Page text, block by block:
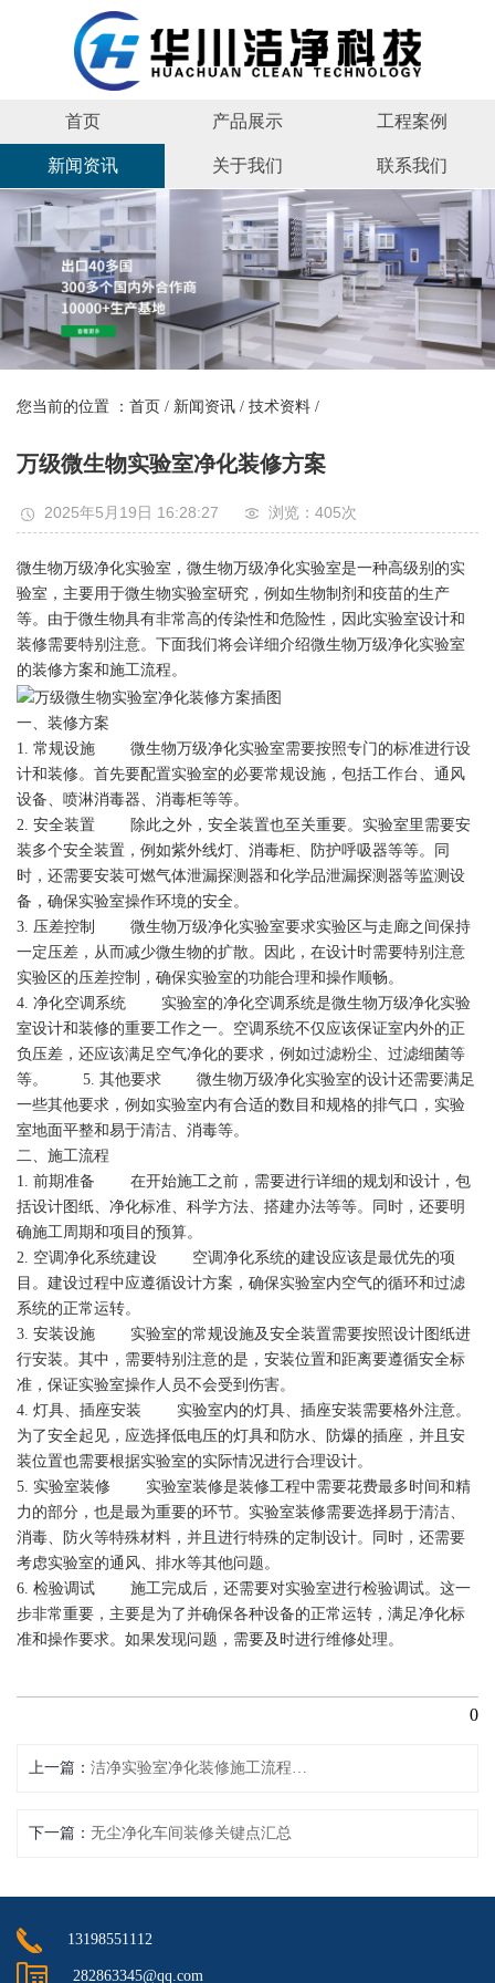
首页 产品展示 工程案例
新闻资讯 关于我们 联系我们
您当前的位置 ： 首页 / 新闻资讯 / 技术资料 /
万级微生物实验室净化装修方案
2025年5月19日 16:28:27 浏览：405次
微生物万级净化实验室，微生物万级净化实验室是一种高级别的实
验室，主要用于微生物实验室研究，例如生物制剂和疫苗的生产
等。由于微生物具有非常高的传染性和危险性，因此实验室设计和
装修需要特别注意。下面我们将会详细介绍微生物万级净化实验室
的装修方案和施工流程。
一、装修方案
1. 常规设施 微生物万级净化实验室需要按照专门的标准进行设
计和装修。首先要配置实验室的必要常规设施，包括工作台、通风
设备、喷淋消毒器、消毒柜等等。
2. 安全装置 除此之外，安全装置也至关重要。实验室里需要安
装多个安全装置，例如紫外线灯、消毒柜、防护呼吸器等等。同
时，还需要安装可燃气体泄漏探测器和化学品泄漏探测器等监测设
备，确保实验室操作环境的安全。
3. 压差控制 微生物万级净化实验室要求实验区与走廊之间保持
一定压差，从而减少微生物的扩散。因此，在设计时需要特别注意
实验区的压差控制，确保实验室的功能合理和操作顺畅。
4. 净化空调系统 实验室的净化空调系统是微生物万级净化实验
室设计和装修的重要工作之一。空调系统不仅应该保证室内外的正
负压差，还应该满足空气净化的要求，例如过滤粉尘、过滤细菌等
等。 5. 其他要求 微生物万级净化实验室的设计还需要满足
一些其他要求，例如实验室内有合适的数目和规格的排气口，实验
室地面平整和易于清洁、消毒等。
二、施工流程
1. 前期准备 在开始施工之前，需要进行详细的规划和设计，包
括设计图纸、净化标准、科学方法、搭建办法等等。同时，还要明
确施工周期和项目的预算。
2. 空调净化系统建设 空调净化系统的建设应该是最优先的项
目。建设过程中应遵循设计方案，确保实验室内空气的循环和过滤
系统的正常运转。
3. 安装设施 实验室的常规设施及安全装置需要按照设计图纸进
行安装。其中，需要特别注意的是，安装位置和距离要遵循安全标
准，保证实验室操作人员不会受到伤害。
4. 灯具、插座安装 实验室内的灯具、插座安装需要格外注意。
为了安全起见，应选择低电压的灯具和防水、防爆的插座，并且安
装位置也需要根据实验室的实际情况进行合理设计。
5. 实验室装修 实验室装修是装修工程中需要花费最多时间和精
力的部分，也是最为重要的环节。实验室装修需要选择易于清洁、
消毒、防火等特殊材料，并且进行特殊的定制设计。同时，还需要
考虑实验室的通风、排水等其他问题。
6. 检验调试 施工完成后，还需要对实验室进行检验调试。这一
步非常重要，主要是为了并确保各种设备的正常运转，满足净化标
准和操作要求。如果发现问题，需要及时进行维修处理。
0
上一篇
下一篇 无尘净化车间装修关键点汇总
13198551112
282863345@qq.com